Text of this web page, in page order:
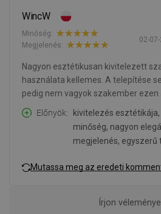
WincW
02-
Minőség:
Megjelenés:
Nagyon esztétikusan kivitelezett
használata kellemes. A telepítése
pedig nem vagyok szakember ezen
Előnyök
kivitelezés
minőség, nagyon
megjelenés, egyszerű
Mutassa meg az eredeti
Írjon